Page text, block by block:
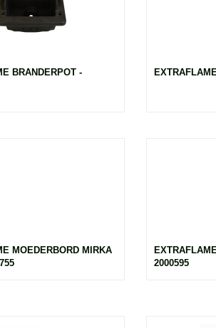
BRANDERPOT -
MOEDERBORD MIRKA
2000595